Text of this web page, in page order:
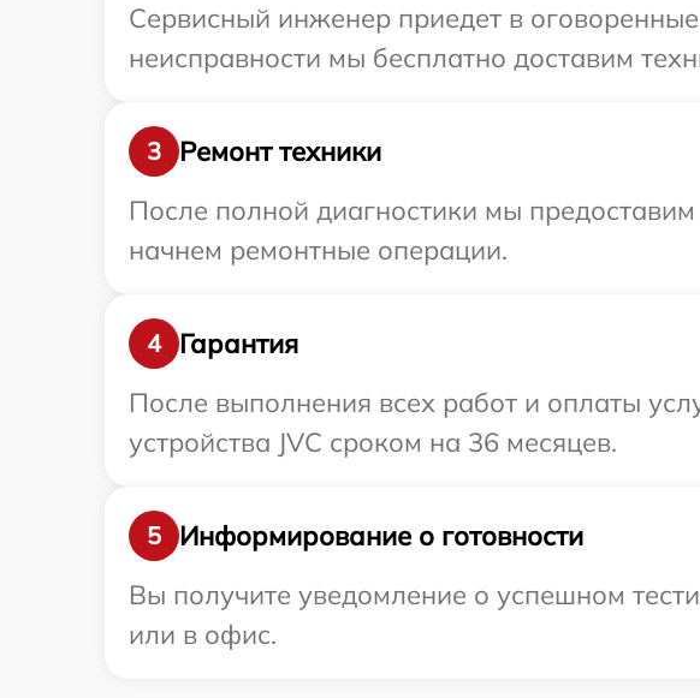
Сервисный инженер приедет в
неисправности мы бесплатно доставим
3
Ремонт техники
После полной диагностики мы
начнем ремонтные операции.
4
Гарантия
После выполнения всех работ и оплаты
устройства JVC сроком на 36 месяцев.
5
Информирование о готовности
Вы получите уведомление о успешном
или в офис.